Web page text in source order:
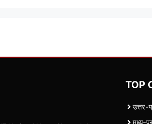
TOP
उत्तर-